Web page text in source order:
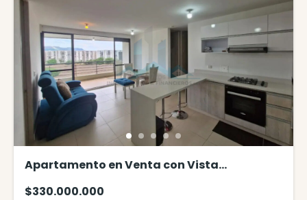
Apartamento en Venta con Vista
$330.000.000